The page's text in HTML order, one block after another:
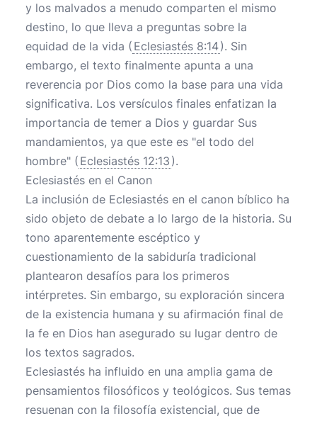
y los malvados a menudo comparten el mismo
destino, lo que lleva a preguntas sobre la
equidad de la vida ( Eclesiastés 8:14). Sin
embargo, el texto finalmente apunta a una
reverencia por Dios como la base para una vida
significativa. Los versículos finales enfatizan la
importancia de temer a Dios y guardar Sus
mandamientos, ya que este es "el todo del
hombre" ( Eclesiastés 12:13 ).
Eclesiastés en el Canon
La inclusión de Eclesiastés en el canon bíblico ha
sido objeto de debate a lo largo de la historia. Su
tono aparentemente escéptico y
cuestionamiento de la sabiduría tradicional
plantearon desafíos para los primeros
intérpretes. Sin embargo, su exploración sincera
de la existencia humana y su afirmación final de
la fe en Dios han asegurado su lugar dentro de
los textos sagrados.
Eclesiastés ha influido en una amplia gama de
pensamientos filosóficos y teológicos. Sus temas
resuenan con la filosofía existencial, que de